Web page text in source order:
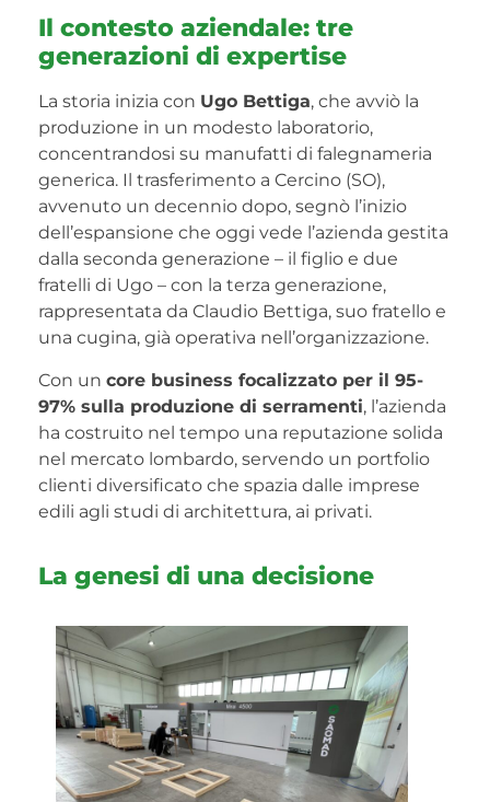
Il contesto aziendale: tre
generazioni di expertise
La storia inizia con Ugo Bettiga, che avviò la
produzione in un modesto laboratorio,
concentrandosi su manufatti di falegnameria
generica. Il trasferimento a Cercino (SO),
avvenuto un decennio dopo, segnò l’inizio
dell’espansione che oggi vede l’azienda gestita
dalla seconda generazione – il figlio e due
fratelli di Ugo – con la terza generazione,
rappresentata da Claudio Bettiga, suo fratello e
una cugina, già operativa nell’organizzazione.
Con un core business focalizzato per il 95-
97% sulla produzione di serramenti, l’azienda
ha costruito nel tempo una reputazione solida
nel mercato lombardo, servendo un portfolio
clienti diversificato che spazia dalle imprese
edili agli studi di architettura, ai privati.
La genesi di una decisione